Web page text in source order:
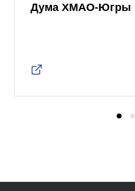
Дума ХМАО-Югры